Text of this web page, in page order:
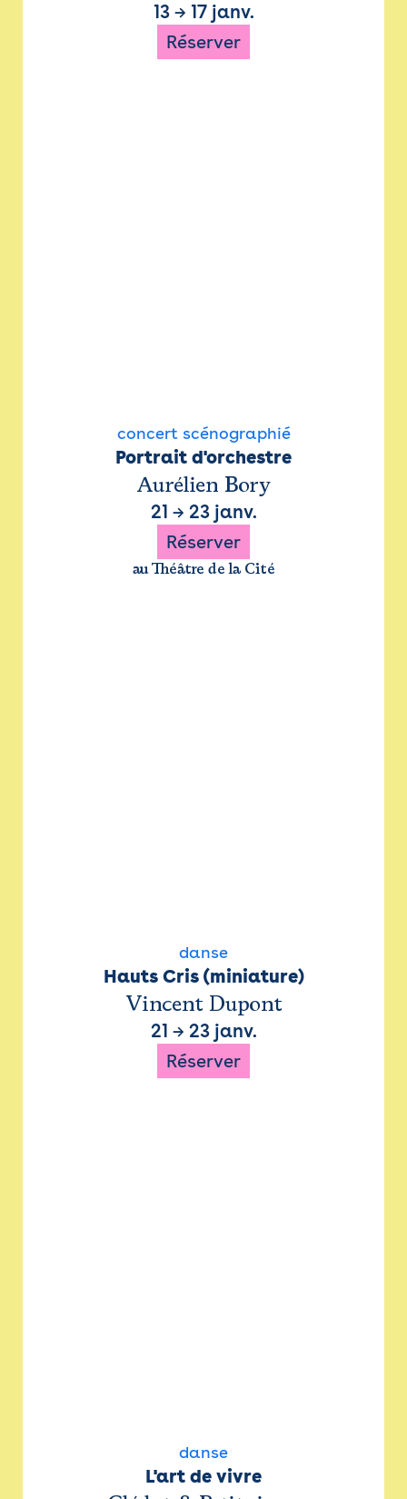
13→ 17 janv.
Réserver
concert scénographié
Portrait d'orchestre
Aurélien Bory
21 → 23 janv.
Réserver
au Théâtre de la Cité
danse
Hauts Cris (miniature)
Vincent Dupont
21 → 23 janv.
Réserver
danse
L'art de vivre